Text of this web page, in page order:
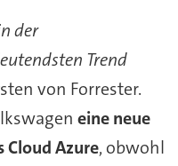
der
Trend
von Forrester.
eine neue
Cloud Azure, obwohl